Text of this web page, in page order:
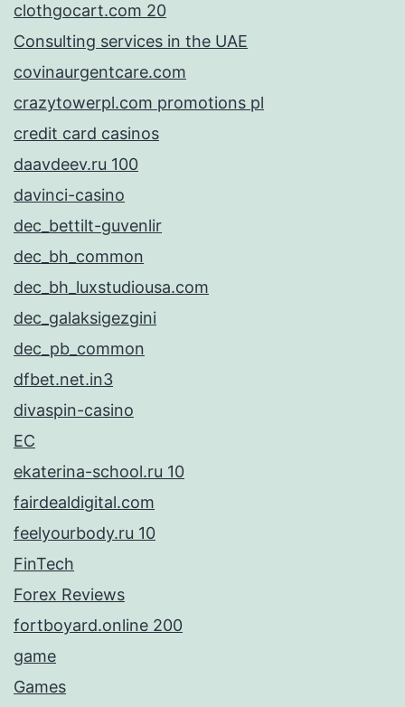
clothgocart.com 20
Consulting services in the UAE
covinaurgentcare.com
crazytowerpl.com promotions pl
credit card casinos
daavdeev.ru 100
davinci-casino
dec_bettilt-guvenlir
dec_bh_common
dec_bh_luxstudiousa.com
dec_galaksigezgini
dec_pb_common
dfbet.net.in3
divaspin-casino
EC
ekaterina-school.ru 10
fairdealdigital.com
feelyourbody.ru 10
FinTech
Forex Reviews
fortboyard.online 200
game
Games